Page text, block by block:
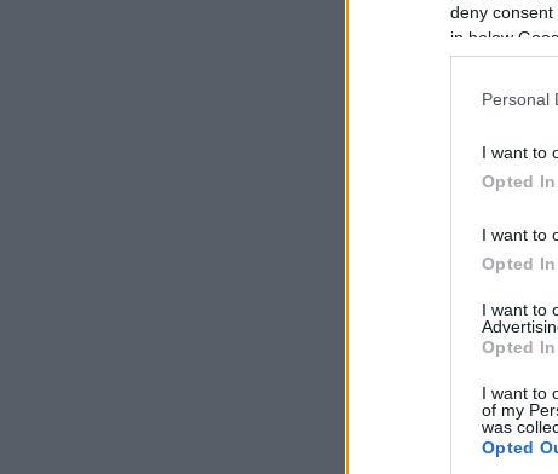
deny
in below
Personal
I want to
Opted In
I want to
Opted In
I want to
Opted In
I want to
of my
was
Opted